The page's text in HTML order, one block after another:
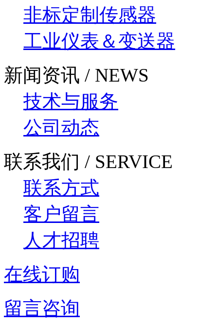
非标定制传感器
工业仪表＆变送器
新闻资讯 / NEWS
技术与服务
公司动态
联系我们 / SERVICE
联系方式
客户留言
人才招聘
在线订购
留言咨询